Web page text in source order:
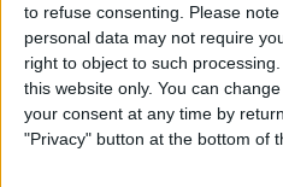
to refuse consenting.
Please
personal data may not require
right to object to such
this website only. You can
your consent at any time by
"Privacy" button at the bottom of
«Això va de persones que
millor» digué Díaz. Xavier
explicà que li donava